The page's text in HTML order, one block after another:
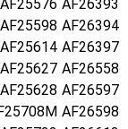
AF26393
AF26394
AF26397
AF26558
AF26597
AF26598